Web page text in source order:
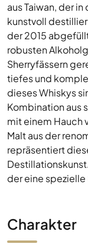
aus Taiwan, der
kunstvoll
der 2015
robusten
Sherryfässern
tiefes und
dieses Whiskys
Kombination aus
mit einem Hauch
Malt aus der
repräsentiert
der eine spezielle
Charakter